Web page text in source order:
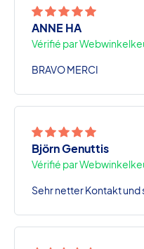
ANNE HA
Vérifié par
BRAVO MERCI
Björn Genuttis
Vérifié par
Sehr netter Kontakt und